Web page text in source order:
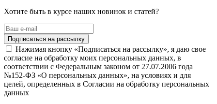
Хотите быть в курсе наших новинок и статей?
Нажимая кнопку «Подписаться на рассылку», я даю свое
согласие на обработку моих персональных данных, в
соответствии с Федеральным законом от 27.07.2006 года
№152-ФЗ «О персональных данных», на условиях и для
целей, определенных в Согласии на обработку персональных
данных